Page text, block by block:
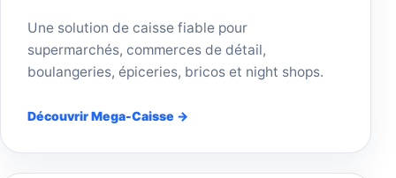
Une solution de caisse fiable pour
supermarchés, commerces de détail,
boulangeries, épiceries, bricos et night shops.
Découvrir Mega-Caisse →